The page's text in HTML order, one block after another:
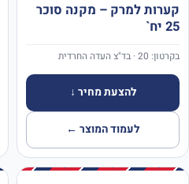
קערות למרק – מקנה סוכר
25 יח`
בקרטון: 20 · בד"צ העדה החרדית
להצעת מחיר ↓
לעמוד המוצר ←